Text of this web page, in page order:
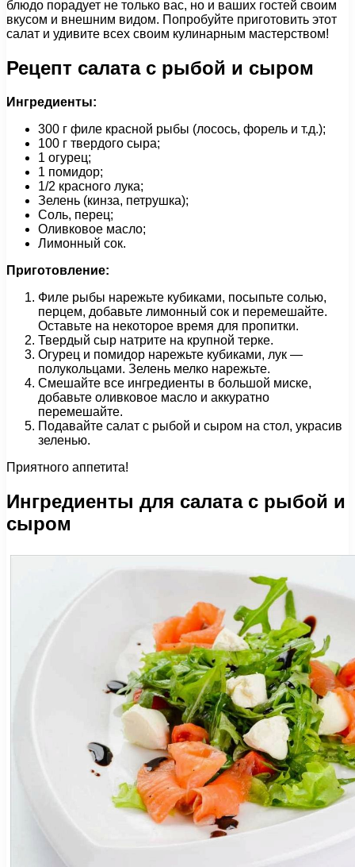
блюдо порадует не только вас, но и ваших гостей своим
вкусом и внешним видом. Попробуйте приготовить этот
салат и удивите всех своим кулинарным мастерством!
Рецепт салата с рыбой и сыром
Ингредиенты:
300 г филе красной рыбы (лосось, форель и т.д.);
100 г твердого сыра;
1 огурец;
1 помидор;
1/2 красного лука;
Зелень (кинза, петрушка);
Соль, перец;
Оливковое масло;
Лимонный сок.
Приготовление:
Филе рыбы нарежьте кубиками, посыпьте солью,
перцем, добавьте лимонный сок и перемешайте.
Оставьте на некоторое время для пропитки.
Твердый сыр натрите на крупной терке.
Огурец и помидор нарежьте кубиками, лук —
полукольцами. Зелень мелко нарежьте.
Смешайте все ингредиенты в большой миске,
добавьте оливковое масло и аккуратно
перемешайте.
Подавайте салат с рыбой и сыром на стол, украсив
зеленью.
Приятного аппетита!
Ингредиенты для салата с рыбой и
сыром